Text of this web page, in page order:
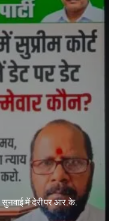
सुनवाई में देरी पर आर.के.